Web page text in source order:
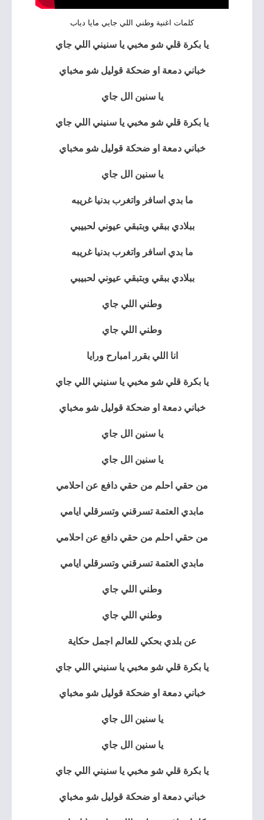
كلمات اغنية وطني اللي جايي مايا دياب
يا بكرة قلي شو مخبي يا سنيني اللي جاي
خباني دمعة او ضحكة قوليل شو مخباي
يا سنين الل جاي
يا بكرة قلي شو مخبي يا سنيني اللي جاي
خباني دمعة او ضحكة قوليل شو مخباي
يا سنين الل جاي
ما بدي اسافر واتغرب بدنيا غريبه
ببلادي ببقي وبتبقي عيوني لحبيبي
ما بدي اسافر واتغرب بدنيا غريبه
ببلادي ببقي وبتبقي عيوني لحبيبي
وطني اللي جاي
وطني اللي جاي
انا اللي بقرر امبارح ورايا
يا بكرة قلي شو مخبي يا سنيني اللي جاي
خباني دمعة او ضحكة قوليل شو مخباي
يا سنين الل جاي
يا سنين الل جاي
من حقي احلم من حقي دافع عن احلامي
مابدي العتمة تسرقني وتسرقلي ايامي
من حقي احلم من حقي دافع عن احلامي
مابدي العتمة تسرقني وتسرقلي ايامي
وطني اللي جاي
وطني اللي جاي
عن بلدي بحكي للعالم اجمل حكاية
يا بكرة قلي شو مخبي يا سنيني اللي جاي
خباني دمعة او ضحكة قوليل شو مخباي
يا سنين الل جاي
يا سنين الل جاي
يا بكرة قلي شو مخبي يا سنيني اللي جاي
خباني دمعة او ضحكة قوليل شو مخباي